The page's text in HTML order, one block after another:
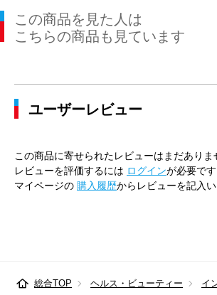
この商品を見た人は
こちらの商品も見ています
ユーザーレビュー
この商品に寄せられたレビューはまだありま
レビューを評価するには ログインが必要です
マイページの 購入履歴からレビューを記入い
総合TOP ヘルス・ビューティー イ